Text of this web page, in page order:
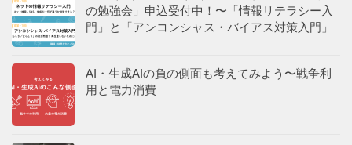
の勉強会」申込受付中！〜「情報リテラシー入
門」と「アンコンシャス・バイアス対策入門」
AI・生成AIの負の側面も考えてみよう〜戦争利
用と電力消費